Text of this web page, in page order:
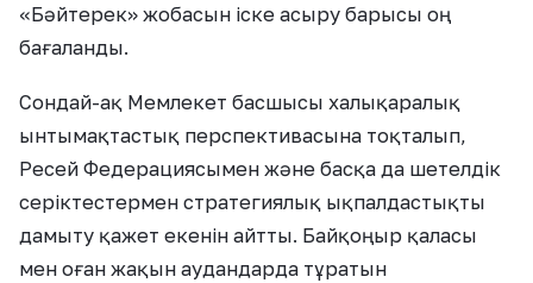
«Бәйтерек» жобасын іске асыру барысы оң
бағаланды.
Сондай-ақ Мемлекет басшысы халықаралық
ынтымақтастық перспективасына тоқталып,
Ресей Федерациясымен және басқа да шетелдік
серіктестермен стратегиялық ықпалдастықты
дамыту қажет екенін айтты. Байқоңыр қаласы
мен оған жақын аудандарда тұратын